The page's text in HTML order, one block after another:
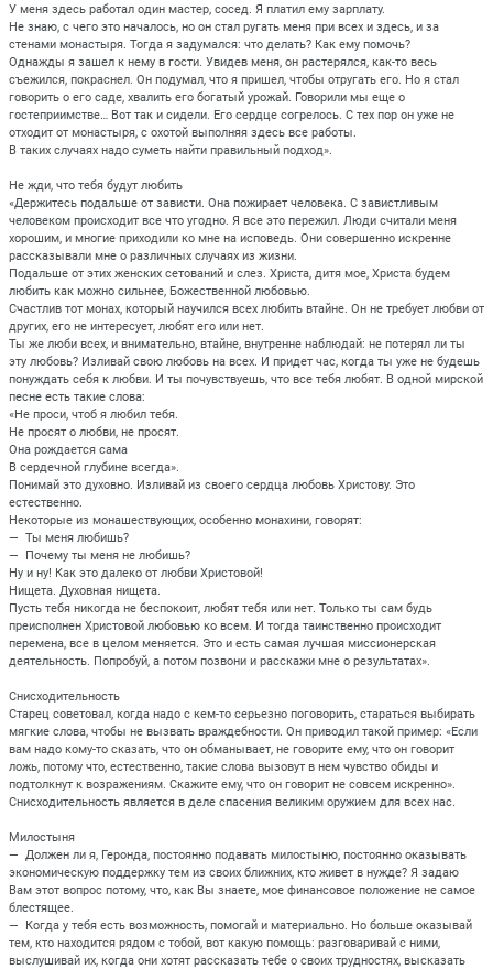
У меня здесь работал один мастер, сосед. Я платил ему зарплату.
Не знаю, с чего это началось, но он стал ругать меня при всех и здесь, и за
стенами монастыря. Тогда я задумался: что делать? Как ему помочь?
Однажды я зашел к нему в гости. Увидев меня, он растерялся, как-то весь
съежился, покраснел. Он подумал, что я пришел, чтобы отругать его. Но я стал
говорить о его саде, хвалить его богатый урожай. Говорили мы еще о
гостеприимстве… Вот так и сидели. Его сердце согрелось. С тех пор он уже не
отходит от монастыря, с охотой выполняя здесь все работы.
В таких случаях надо суметь найти правильный подход».
Не жди, что тебя будут любить
«Держитесь подальше от зависти. Она пожирает человека. С завистливым
человеком происходит все что угодно. Я все это пережил. Люди считали меня
хорошим, и многие приходили ко мне на исповедь. Они совершенно искренне
рассказывали мне о различных случаях из жизни.
Подальше от этих женских сетований и слез. Христа, дитя мое, Христа будем
любить как можно сильнее, Божественной любовью.
Счастлив тот монах, который научился всех любить втайне. Он не требует любви от
других, его не интересует, любят его или нет.
Ты же люби всех, и внимательно, втайне, внутренне наблюдай: не потерял ли ты
эту любовь? Изливай свою любовь на всех. И придет час, когда ты уже не будешь
понуждать себя к любви. И ты почувствуешь, что все тебя любят. В одной мирской
песне есть такие слова:
«Не проси, чтоб я любил тебя.
Не просят о любви, не просят.
Она рождается сама
В сердечной глубине всегда».
Понимай это духовно. Изливай из своего сердца любовь Христову. Это
естественно.
Некоторые из монашествующих, особенно монахини, говорят:
— Ты меня любишь?
— Почему ты меня не любишь?
Ну и ну! Как это далеко от любви Христовой!
Нищета. Духовная нищета.
Пусть тебя никогда не беспокоит, любят тебя или нет. Только ты сам будь
преисполнен Христовой любовью ко всем. И тогда таинственно происходит
перемена, все в целом меняется. Это и есть самая лучшая миссионерская
деятельность. Попробуй, а потом позвони и расскажи мне о результатах».
Снисходительность
Старец советовал, когда надо с кем-то серьезно поговорить, стараться выбирать
мягкие слова, чтобы не вызвать враждебности. Он приводил такой пример: «Если
вам надо кому-то сказать, что он обманывает, не говорите ему, что он говорит
ложь, потому что, естественно, такие слова вызовут в нем чувство обиды и
подтолкнут к возражениям. Скажите ему, что он говорит не совсем искренно».
Снисходительность является в деле спасения великим оружием для всех нас.
Милостыня
— Должен ли я, Геронда, постоянно подавать милостыню, постоянно оказывать
экономическую поддержку тем из своих ближних, кто живет в нужде? Я задаю
Вам этот вопрос потому, что, как Вы знаете, мое финансовое положение не самое
блестящее.
— Когда у тебя есть возможность, помогай и материально. Но больше оказывай
тем, кто находится рядом с тобой, вот какую помощь: разговаривай с ними,
выслушивай их, когда они хотят рассказать тебе о своих трудностях, высказать